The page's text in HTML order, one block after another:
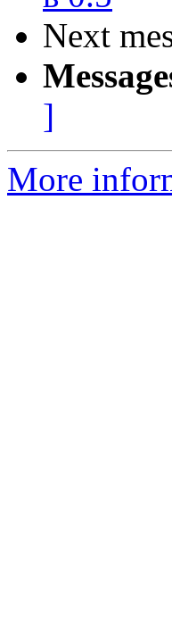
Next
]
More